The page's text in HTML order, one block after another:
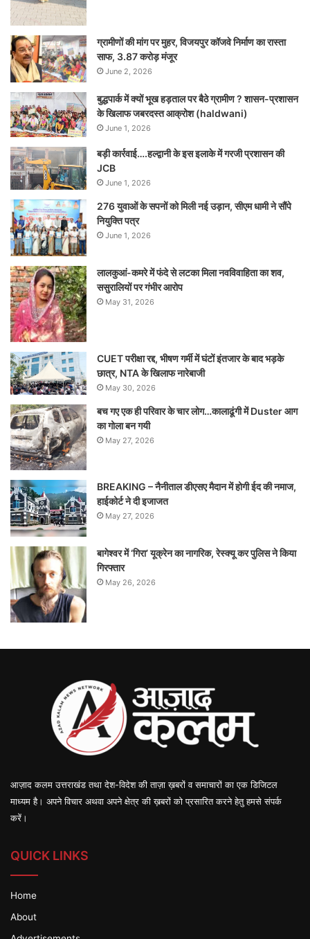
ग्रामीणों की मांग पर मुहर, विजयपुर कॉजवे निर्माण का रास्ता
साफ, 3.87 करोड़ मंजूर
June 2, 2026
बुद्धपार्क में क्यों भूख हड़ताल पर बैठे ग्रामीण ? शासन-प्रशासन
के खिलाफ जबरदस्त आक्रोश (haldwani)
June 1, 2026
बड़ी कार्रवाई….हल्द्वानी के इस इलाके में गरजी प्रशासन की
JCB
June 1, 2026
276 युवाओं के सपनों को मिली नई उड़ान, सीएम धामी ने सौंपे
नियुक्ति पत्र
June 1, 2026
लालकुआं-कमरे में फंदे से लटका मिला नवविवाहिता का शव,
ससुरालियों पर गंभीर आरोप
May 31, 2026
CUET परीक्षा रद्द, भीषण गर्मी में घंटों इंतजार के बाद भड़के
छात्र, NTA के खिलाफ नारेबाजी
May 30, 2026
बच गए एक ही परिवार के चार लोग…कालाढूंगी में Duster आग
का गोला बन गयी
May 27, 2026
BREAKING – नैनीताल डीएसए मैदान में होगी ईद की नमाज,
हाईकोर्ट ने दी इजाजत
May 27, 2026
बागेश्वर में ‘गिरा’ यूक्रेन का नागरिक, रेस्क्यू कर पुलिस ने किया
गिरफ्तार
May 26, 2026
आज़ाद कलम उत्तराखंड तथा देश-विदेश की ताज़ा ख़बरों व समाचारों का एक डिजिटल
माध्यम है। अपने विचार अथवा अपने क्षेत्र की ख़बरों को प्रसारित करने हेतु हमसे संपर्क
करें।
QUICK LINKS
Home
About